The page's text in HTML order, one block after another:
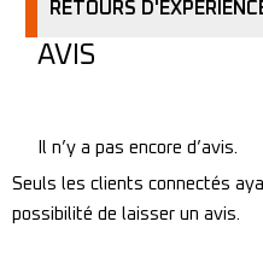
RETOURS
AVIS
Il n’y a pas encore d’avis.
Seuls les clients connectés
possibilité de laisser un avis.